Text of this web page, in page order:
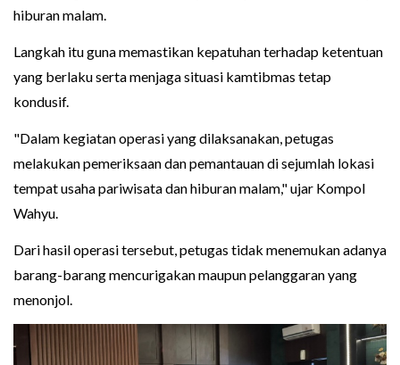
hiburan malam.
Langkah itu guna memastikan kepatuhan terhadap ketentuan
yang berlaku serta menjaga situasi kamtibmas tetap
kondusif.
"Dalam kegiatan operasi yang dilaksanakan, petugas
melakukan pemeriksaan dan pemantauan di sejumlah lokasi
tempat usaha pariwisata dan hiburan malam," ujar Kompol
Wahyu.
Dari hasil operasi tersebut, petugas tidak menemukan adanya
barang-barang mencurigakan maupun pelanggaran yang
menonjol.